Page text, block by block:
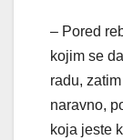
– Pored
kojim se
radu,
naravno,
koja jeste